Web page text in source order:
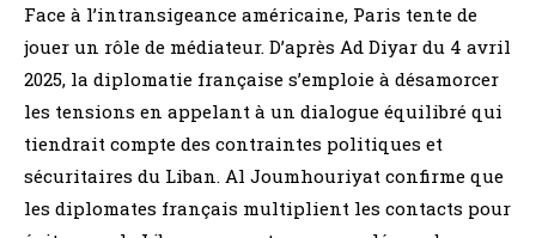
Face à l’intransigeance américaine, Paris tente de
jouer un rôle de médiateur. D’après Ad Diyar du 4 avril
2025, la diplomatie française s’emploie à désamorcer
les tensions en appelant à un dialogue équilibré qui
tiendrait compte des contraintes politiques et
sécuritaires du Liban. Al Joumhouriyat confirme que
les diplomates français multiplient les contacts pour